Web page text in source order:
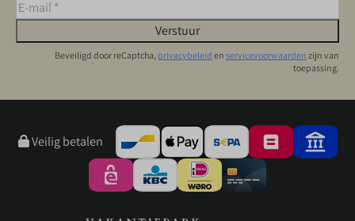
Verstuur
Beveiligd door reCaptcha, privacybeleid en servicevoorwaarden zijn van
toepassing.
Veilig betalen